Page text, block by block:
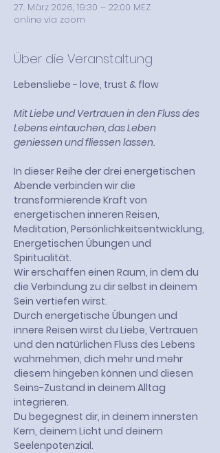
27. März 2026, 19:30 – 22:00 MEZ
online via zoom
Über die Veranstaltung
Lebensliebe - love, trust & flow
Mit Liebe und Vertrauen in den Fluss des
Lebens eintauchen, das Leben
geniessen und fliessen lassen.
​In dieser Reihe der drei energetischen
Abende verbinden wir die
transformierende Kraft von
energetischen inneren Reisen,
Meditation, Persönlichkeitsentwicklung,
Energetischen Übungen und
Spiritualität.
Wir erschaffen einen Raum, in dem du
die Verbindung zu dir selbst in deinem
Sein vertiefen wirst.
Durch energetische Übungen und
innere Reisen wirst du Liebe, Vertrauen
und den natürlichen Fluss des Lebens
wahrnehmen, dich mehr und mehr
diesem hingeben können und diesen
Seins-Zustand in deinem Alltag
integrieren.
Du begegnest dir, in deinem innersten
Kern, deinem Licht und deinem
Seelenpotenzial.